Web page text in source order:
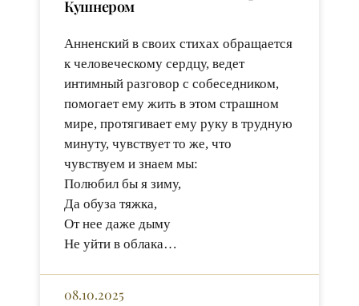
Кушнером
Анненский в своих стихах обращается
к человеческому сердцу, ведет
интимный разговор с собеседником,
помогает ему жить в этом страшном
мире, протягивает ему руку в трудную
минуту, чувствует то же, что
чувствуем и знаем мы:
Полюбил бы я зиму,
Да обуза тяжка,
От нее даже дыму
Не уйти в облака…
08.10.2025